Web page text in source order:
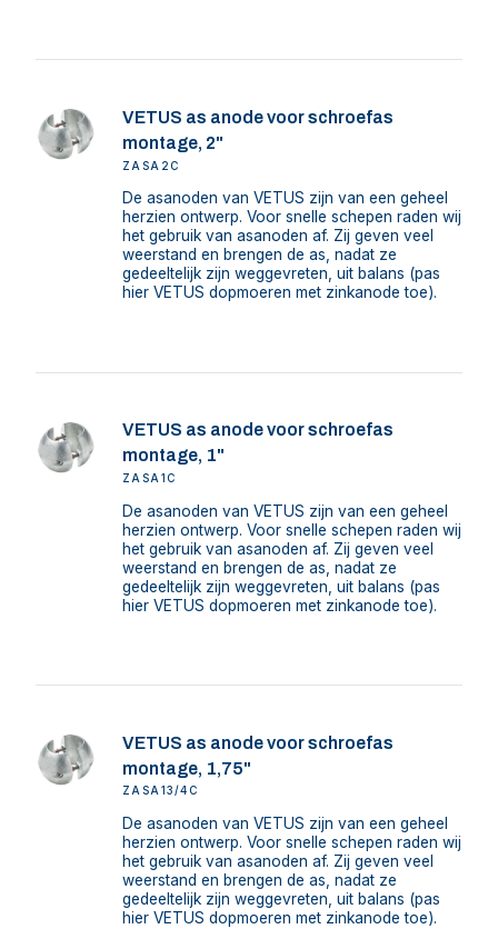
VETUS as anode voor schroefas
montage, 2"
ZASA2C
De asanoden van VETUS zijn van een geheel
herzien ontwerp. Voor snelle schepen raden wij
het gebruik van asanoden af. Zij geven veel
weerstand en brengen de as, nadat ze
gedeeltelijk zijn weggevreten, uit balans (pas
hier VETUS dopmoeren met zinkanode toe).
VETUS as anode voor schroefas
montage, 1"
ZASA1C
De asanoden van VETUS zijn van een geheel
herzien ontwerp. Voor snelle schepen raden wij
het gebruik van asanoden af. Zij geven veel
weerstand en brengen de as, nadat ze
gedeeltelijk zijn weggevreten, uit balans (pas
hier VETUS dopmoeren met zinkanode toe).
VETUS as anode voor schroefas
montage, 1,75"
ZASA13/4C
De asanoden van VETUS zijn van een geheel
herzien ontwerp. Voor snelle schepen raden wij
het gebruik van asanoden af. Zij geven veel
weerstand en brengen de as, nadat ze
gedeeltelijk zijn weggevreten, uit balans (pas
hier VETUS dopmoeren met zinkanode toe).